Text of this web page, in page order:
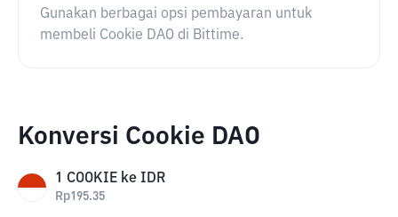
Gunakan berbagai opsi pembayaran untuk
membeli Cookie DAO di Bittime.
Konversi Cookie DAO
1 COOKIE ke IDR
Rp195.35